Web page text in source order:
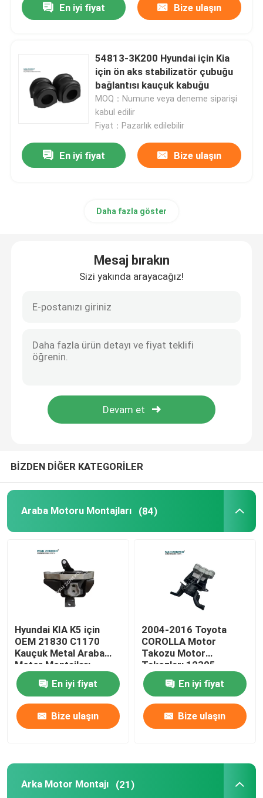
Arka Motor Montajı
Kauçuk Motor Takozu
Hyundai Motor Takozu
Süspansiyon Kontrol Kolu
Sabitleyici Çubuk Bağlantısı
Araba Salıncak Burcu
Süspansiyon Salıncak Burcu
Kauçuk Dikme Dağı
Süspansiyon Dikmesi Dağı
Şok Dikme Montajı
En iyi fiyat Bize ulaşın
54813-3K200 Hyundai için Kia
için ön aks stabilizatör çubuğu
bağlantısı kauçuk kabuğu
MOQ：Numune veya deneme siparişi
kabul edilir
Fiyat：Pazarlık edilebilir
En iyi fiyat Bize ulaşın
Daha fazla göster
Mesaj bırakın
Sizi yakında arayacağız!
BİZDEN DİĞER KATEGORİLER
Araba Motoru Montajları (84)
Hyundai KIA K5 için
OEM 21830 C1170
Kauçuk Metal Araba
Motor Montajları
En iyi fiyat
Bize ulaşın
2004-2016 Toyota
COROLLA Motor
Takozu Motor
Takozları 12305-
0T020
En iyi fiyat
Bize ulaşın
Arka Motor Montajı (21)